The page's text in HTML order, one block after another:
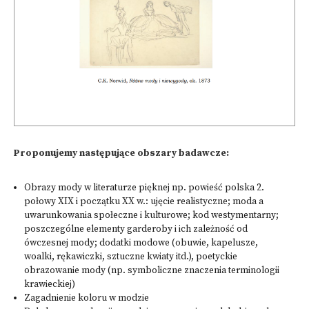
Proponujemy następujące obszary badawcze:
Obrazy mody w literaturze pięknej np. powieść polska 2.
połowy XIX i początku XX w.: ujęcie realistyczne; moda a
uwarunkowania społeczne i kulturowe; kod westymentarny;
poszczególne elementy garderoby i ich zależność od
ówczesnej mody; dodatki modowe (obuwie, kapelusze,
woalki, rękawiczki, sztuczne kwiaty itd.), poetyckie
obrazowanie mody (np. symboliczne znaczenia terminologii
krawieckiej)
Zagadnienie koloru w modzie